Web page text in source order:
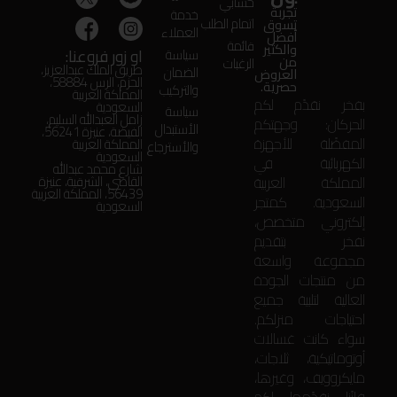
تجربة
تسوق
أفضل
والكثير
من
العروض
حصرية.
بفخر نقدّم لكم
الحركان: وجهتكم
المفضّلة للأجهزة
الكهربائية في
المملكة العربية
السعودية. كمتجر
إلكتروني متخصص،
نفخر بتقديم
مجموعة واسعة
من منتجات الجودة
العالية لتلبية جميع
احتياجات منزلكم.
سواء كانت غسالات
أوتوماتيكية، ثلاجات،
مايكروويف، وغيرها،
اتمام الطلب
قائمة
الرغبات
خدمة
العملاء
سياسة
الضمان
والتركيب
سياسة
الأستبدال
والأسترجاع
او زور فروعنا:
طريق الملك عبدالعزيز،
الحزم، الرس 58884،
المملكة العربية
السعودية
زامل العبدالله السليم،
الفيضة، عنيزة 56241،
المملكة العربية
السعودية
شارع محمد عبدالله
القاضي، الشرقية، عنيزة
56439، المملكة العربية
السعودية